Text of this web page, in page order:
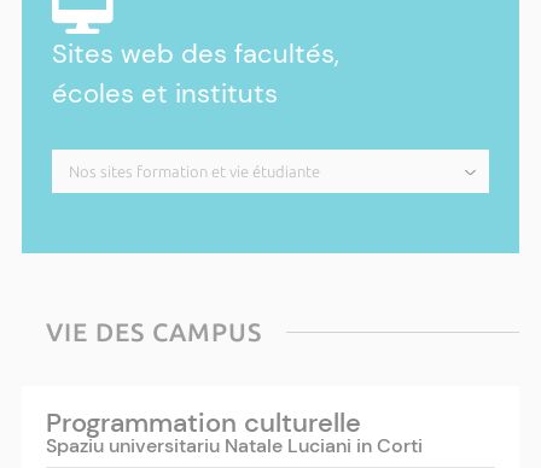
Sites web des facultés,
écoles et instituts
VIE DES CAMPUS
Programmation culturelle
Spaziu universitariu Natale Luciani in Corti